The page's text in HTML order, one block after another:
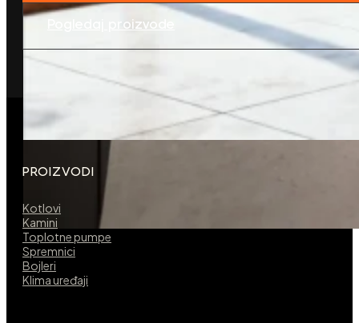
Pogledaj proizvode
PROIZVODI
Kotlovi
Kamini
Toplotne pumpe
Spremnici
Bojleri
Klima uređaji